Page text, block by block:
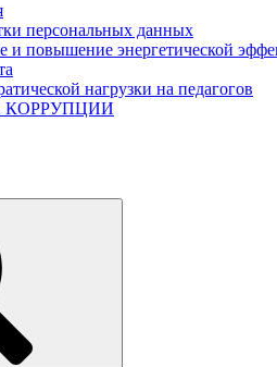
персональных данных
и повышение энергетической
нагрузки на педагогов
КОРРУПЦИИ